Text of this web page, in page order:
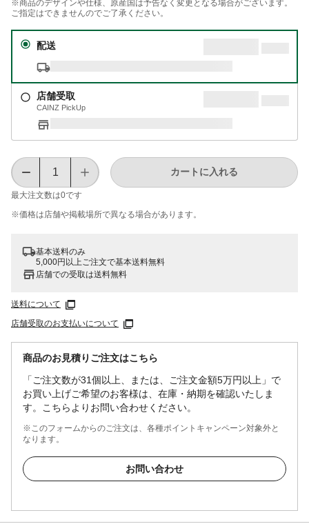
※商品のデザインや仕様、原産国は予告なく変更となる場合がございます。
ご指定はできませんのでご了承ください。
配送
店舗受取
CAINZ PickUp
最大注文数は0です
カートに入れる
※価格は​店舗や​掲載場所で​異なる​場合が​あります。
基本送料のみ
5,000円以上ご注文で基本送料無料
店舗での受取は送料無料
送料について
店舗受取のお支払いについて
商品のお見積りご注文はこちら
「ご注文数が31個以上、または、ご注文金額5万円以上」で
お買い上げご希望のお客様は、在庫・納期を確認いたしま
す。こちらよりお問い合わせください。
※このフォームからのご注文は、各種ポイントキャンペーン対象外と
なります。
お問い合わせ